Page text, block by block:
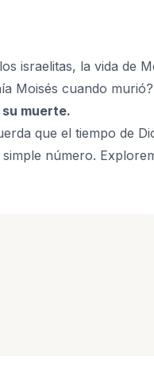
israelitas, la vida de
Moisés cuando
muerte.
que el tiempo de
número.